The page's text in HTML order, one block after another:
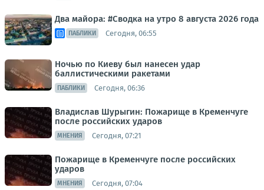
Два майора: #Сводка на утро 8 августа 2026 года
ПАБЛИКИ Сегодня, 06:55
Ночью по Киеву был нанесен удар
баллистическими ракетами
ПАБЛИКИ Сегодня, 06:36
Владислав Шурыгин: Пожарище в Кременчуге
после российских ударов
МНЕНИЯ Сегодня, 07:21
Пожарище в Кременчуге после российских
ударов
МНЕНИЯ Сегодня, 07:04